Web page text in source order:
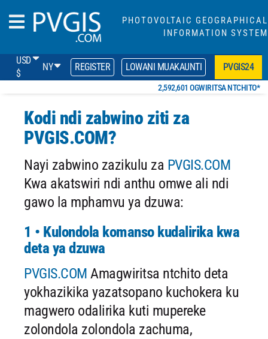
PHOTOVOLTAIC GEOGRAPHICAL
INFORMATION SYSTEM
USD
$
NY REGISTER LOWANI MUAKAUNTI PVGIS24
2,592,601 OGWIRITSA NTCHITO*
Kodi ndi zabwino ziti za
PVGIS.COM?
Nayi zabwino zazikulu za PVGIS.COM
Kwa akatswiri ndi anthu omwe ali ndi
gawo la mphamvu ya dzuwa:
1 • Kulondola komanso kudalirika kwa
deta ya dzuwa
PVGIS.COM Amagwiritsa ntchito deta
yokhazikika yazatsopano kuchokera ku
magwero odalirika kuti mupereke
zolondola zolondola zachuma,